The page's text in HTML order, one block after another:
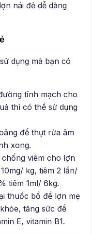
nái đẻ dễ dàng
dụng mà bạn có
tĩnh mạch cho
thì có thể sử dụng
để thụt rửa âm
xong.
viêm cho lợn
kg, tiêm 2 lần/
tiêm 1ml/ 6kg.
thuốc bổ để lợn mẹ
tăng sức đề
E, vitamin B1.